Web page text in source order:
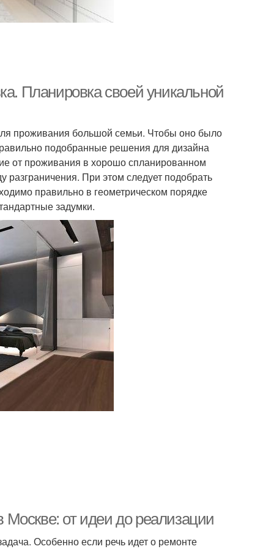
Планировка своей уникальной
проживания большой семьи. Чтобы оно было
подобранные решения для дизайна
от проживания в хорошо спланированном
При этом следует подобрать
правильно в геометрическом порядке
задумки.
от идеи до реализации
Особенно если речь идет о ремонте